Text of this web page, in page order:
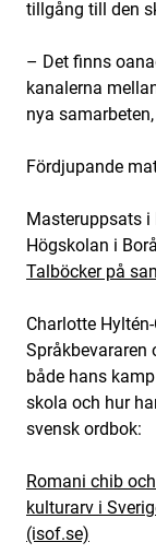
tillgång till den
– Det finns
kanalerna
nya
Fördjupande
Masteruppsats
Högskolan i
Talböcker på
Charlotte
både hans
skola och hur
svensk ordbok:
Romani chib
kulturarv i
(isof.se)